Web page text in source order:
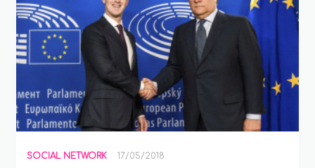
SOCIAL NETWORK 17/05/2018